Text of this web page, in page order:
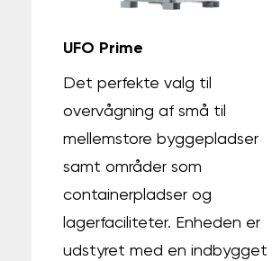
UFO Prime
Det perfekte valg til
overvågning af små til
mellemstore byggepladser
samt områder som
containerpladser og
lagerfaciliteter. Enheden er
udstyret med en indbygget